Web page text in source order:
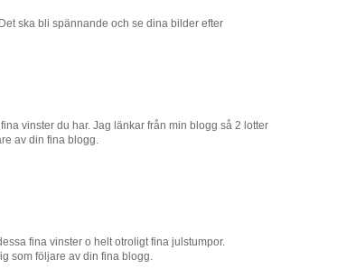
ska bli spännande och se dina bilder efter
vinster du har. Jag länkar från min blogg så 2 lotter
av din fina blogg.
fina vinster o helt otroligt fina julstumpor.
som följare av din fina blogg.